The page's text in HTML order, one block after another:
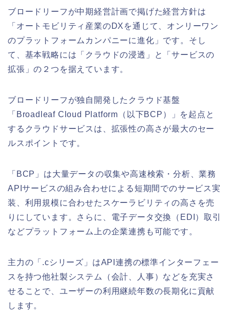
ブロードリーフが中期経営計画で掲げた経営方針は
「オートモビリティ産業のDXを通じて、オンリーワン
のプラットフォームカンパニーに進化」です。そし
て、基本戦略には「クラウドの浸透」と「サービスの
拡張」の２つを据えています。
ブロードリーフが独自開発したクラウド基盤
「Broadleaf Cloud Platform（以下BCP）」を起点と
するクラウドサービスは、拡張性の高さが最大のセー
ルスポイントです。
「BCP」は大量データの収集や高速検索・分析、業務
APIサービスの組み合わせによる短期間でのサービス実
装、利用規模に合わせたスケーラビリティの高さを売
りにしています。さらに、電子データ交換（EDI）取引
などプラットフォーム上の企業連携も可能です。
主力の「.cシリーズ」はAPI連携の標準インターフェー
スを持つ他社製システム（会計、人事）などを充実さ
せることで、ユーザーの利用継続年数の長期化に貢献
します。